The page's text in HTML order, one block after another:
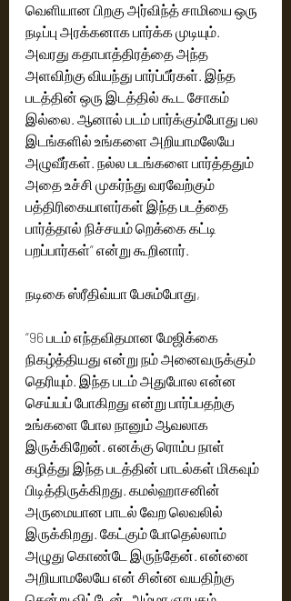
வெளியான பிறகு அர்விந்த் சாமியை ஒரு
நடிப்பு அரக்கனாக பார்க்க முடியும்.
அவரது கதாபாத்திரத்தை அந்த
அளவிற்கு வியந்து பார்ப்பீர்கள். இந்த
படத்தின் ஒரு இடத்தில் கூட சோகம்
இல்லை. ஆனால் படம் பார்க்கும்போது பல
இடங்களில் உங்களை அறியாமலேயே
அழுவீர்கள். நல்ல படங்களை பார்த்ததும்
அதை உச்சி முகர்ந்து வரவேற்கும்
பத்திரிகையாளர்கள் இந்த படத்தை
பார்த்தால் நிச்சயம் றெக்கை கட்டி
பறப்பார்கள்” என்று கூறினார்.
நடிகை ஸ்ரீதிவ்யா பேசும்போது,
“96 படம் எந்தவிதமான மேஜிக்கை
நிகழ்த்தியது என்று நம் அனைவருக்கும்
தெரியும். இந்த படம் அதுபோல என்ன
செய்யப் போகிறது என்று பார்ப்பதற்கு
உங்களை போல நானும் ஆவலாக
இருக்கிறேன். எனக்கு ரொம்ப நாள்
கழித்து இந்த படத்தின் பாடல்கள் மிகவும்
பிடித்திருக்கிறது. கமல்ஹாசனின்
அருமையான பாடல் வேற லெவலில்
இருக்கிறது. கேட்கும் போதெல்லாம்
அழுது கொண்டே இருந்தேன். என்னை
அறியாமலேயே என் சின்ன வயதிற்கு